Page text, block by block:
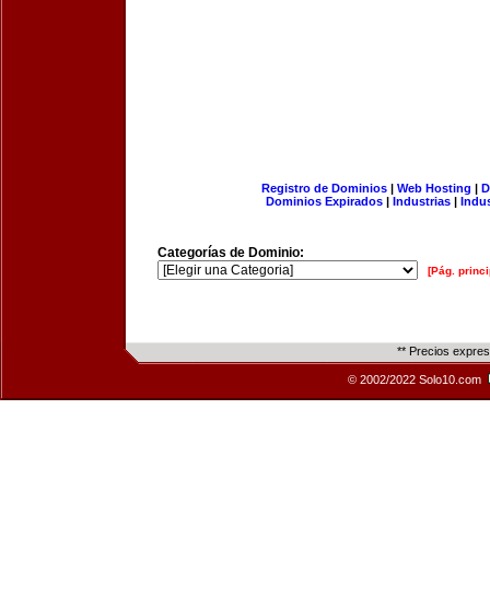
Registro de Dominios| Web Hosting |
Dominios Expirados | Industrias |
Categorías de Dominio:
[Pág.
** Precios
© 2002/2022 Solo10.com